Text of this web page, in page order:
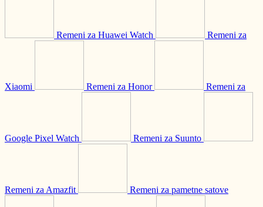
Remeni za Huawei Watch Remeni za
Xiaomi Remeni za Honor Remeni za
Google Pixel Watch Remeni za Suunto
Remeni za Amazfit Remeni za pametne satove